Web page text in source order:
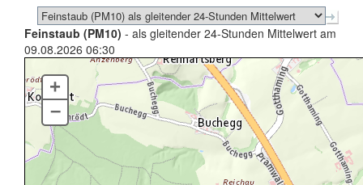
Feinstaub (PM10) - als gleitender 24-Stunden Mittelwert am
09.08.2026 06:30
+
–